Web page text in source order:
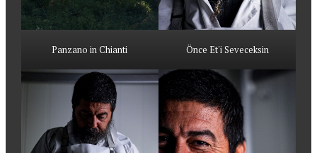
Panzano in Chianti Önce Et'i Seveceksin